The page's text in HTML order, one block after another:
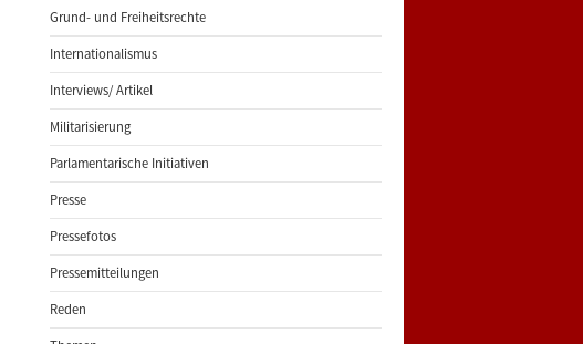
Grund- und Freiheitsrechte
Internationalismus
Interviews/ Artikel
Militarisierung
Parlamentarische Initiativen
Presse
Pressefotos
Pressemitteilungen
Reden